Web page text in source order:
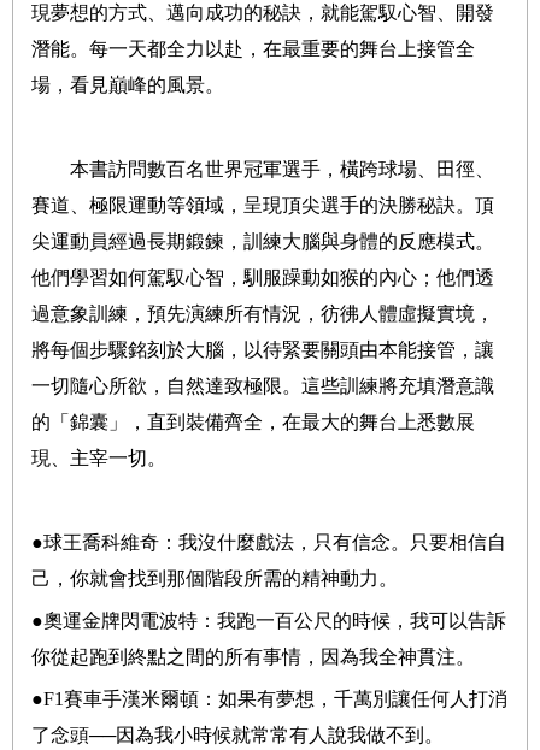
現夢想的方式、邁向成功的秘訣，就能駕馭心智、開發
潛能。每一天都全力以赴，在最重要的舞台上接管全
場，看見巔峰的風景。
本書訪問數百名世界冠軍選手，橫跨球場、田徑、
賽道、極限運動等領域，呈現頂尖選手的決勝秘訣。頂
尖運動員經過長期鍛鍊，訓練大腦與身體的反應模式。
他們學習如何駕馭心智，馴服躁動如猴的內心；他們透
過意象訓練，預先演練所有情況，彷彿人體虛擬實境，
將每個步驟銘刻於大腦，以待緊要關頭由本能接管，讓
一切隨心所欲，自然達致極限。這些訓練將充填潛意識
的「錦囊」，直到裝備齊全，在最大的舞台上悉數展
現、主宰一切。
●球王喬科維奇：我沒什麼戲法，只有信念。只要相信自
己，你就會找到那個階段所需的精神動力。
●奧運金牌閃電波特：我跑一百公尺的時候，我可以告訴
你從起跑到終點之間的所有事情，因為我全神貫注。
●F1賽車手漢米爾頓：如果有夢想，千萬別讓任何人打消
了念頭──因為我小時候就常常有人說我做不到。